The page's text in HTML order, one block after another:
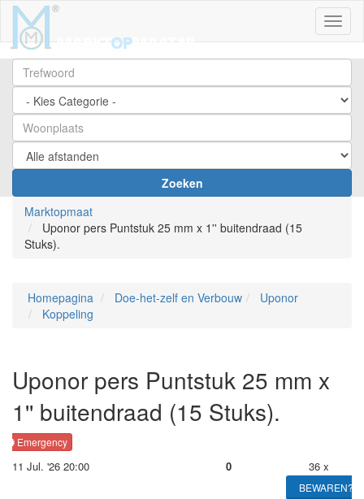
Zoeken
Marktopmaat
Uponor pers Puntstuk 25 mm x 1'' buitendraad (15
Stuks).
Homepagina Doe-het-zelf en Verbouw
Uponor
Koppeling
Uponor pers Puntstuk 25 mm x
1'' buitendraad (15 Stuks).
Emergency
11 Jul. '26 20:00 0 36 x
BEWAREN?